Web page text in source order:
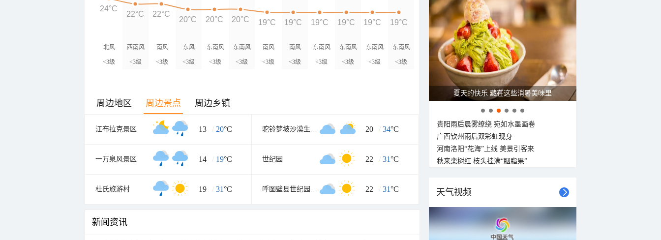
北风
<3级
西南风
<3级
南风
<3级
东风
<3级
东南风
<3级
东南风
<3级
南风
<3级
南风
<3级
东南风
<3级
东南风
<3级
东南风
<3级
东南风
<3级
24°C
22°C 22°C
20°C 20°C 20°C 19°C 19°C 19°C 19°C 19°C 19°C
周边地区 周边景点 周边乡镇
江布拉克景区 13 / 20°C 驼铃梦坡沙漠生态景区 20 / 34°C
一万泉风景区 14 / 19°C 世纪园 22 / 31°C
杜氏旅游村 19 / 31°C 呼图壁县世纪园西门 22 / 31°C
新闻资讯
夏天的快乐 藏在这些消暑美味里
贵阳雨后晨雾缭绕 宛如水墨画卷
广西钦州雨后双彩虹现身
河南洛阳“花海”上线 美景引客来
秋来栾树红 枝头挂满“胭脂果”
天气视频